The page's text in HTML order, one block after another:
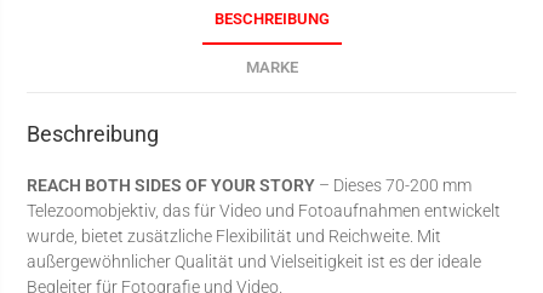
BESCHREIBUNG
MARKE
Beschreibung
REACH BOTH SIDES OF YOUR STORY – Dieses 70-200 mm
Telezoomobjektiv, das für Video und Fotoaufnahmen entwickelt
wurde, bietet zusätzliche Flexibilität und Reichweite. Mit
außergewöhnlicher Qualität und Vielseitigkeit ist es der ideale
Begleiter für Fotografie und Video.